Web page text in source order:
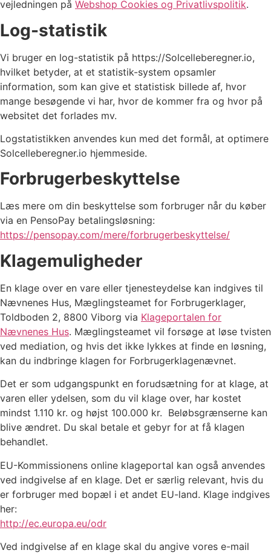
vejledningen på Webshop Cookies og Privatlivspolitik.
Log-statistik
Vi bruger en log-statistik på https://Solcelleberegner.io,
hvilket betyder, at et statistik-system opsamler
information, som kan give et statistisk billede af, hvor
mange besøgende vi har, hvor de kommer fra og hvor på
websitet det forlades mv.
Logstatistikken anvendes kun med det formål, at optimere
Solcelleberegner.io hjemmeside.
Forbrugerbeskyttelse
Læs mere om din beskyttelse som forbruger når du køber
via en PensoPay betalingsløsning:
https://pensopay.com/mere/forbrugerbeskyttelse/
Klagemuligheder
En klage over en vare eller tjenesteydelse kan indgives til
Nævnenes Hus, Mæglingsteamet for Forbrugerklager,
Toldboden 2, 8800 Viborg via Klageportalen for
Nævnenes Hus. Mæglingsteamet vil forsøge at løse tvisten
ved mediation, og hvis det ikke lykkes at finde en løsning,
kan du indbringe klagen for Forbrugerklagenævnet.
Det er som udgangspunkt en forudsætning for at klage, at
varen eller ydelsen, som du vil klage over, har kostet
mindst 1.110 kr. og højst 100.000 kr. Beløbsgrænserne kan
blive ændret. Du skal betale et gebyr for at få klagen
behandlet.
EU-Kommissionens online klageportal kan også anvendes
ved indgivelse af en klage. Det er særlig relevant, hvis du
er forbruger med bopæl i et andet EU-land. Klage indgives
her:
http://ec.europa.eu/odr
Ved indgivelse af en klage skal du angive vores e-mail